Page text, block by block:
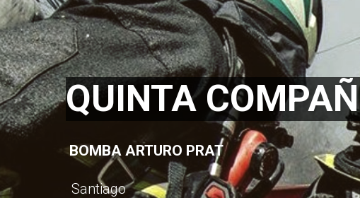
QUINTA
BOMBA ARTURO PRAT
Santiago